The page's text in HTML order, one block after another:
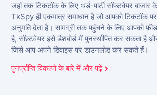
जहां तक टिकटॉक के लिए थर्ड-पार्टी सॉफ्टवेयर बाजार
TkSpy ही एकमात्र समाधान है जो आपको टिकटॉक पर
अनुमति देता है। सामग्री तक पहुंचने के लिए आपको
है, सॉफ़्टवेयर इसे डैशबोर्ड में पुनर्स्थापित कर सकता
जिसे आप अपने डिवाइस पर डाउनलोड कर सकते हैं।
पुनर्प्राप्ति विकल्पों के बारे में और पढ़ें